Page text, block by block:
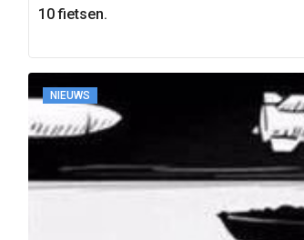
10 fietsen.
NIEUWS